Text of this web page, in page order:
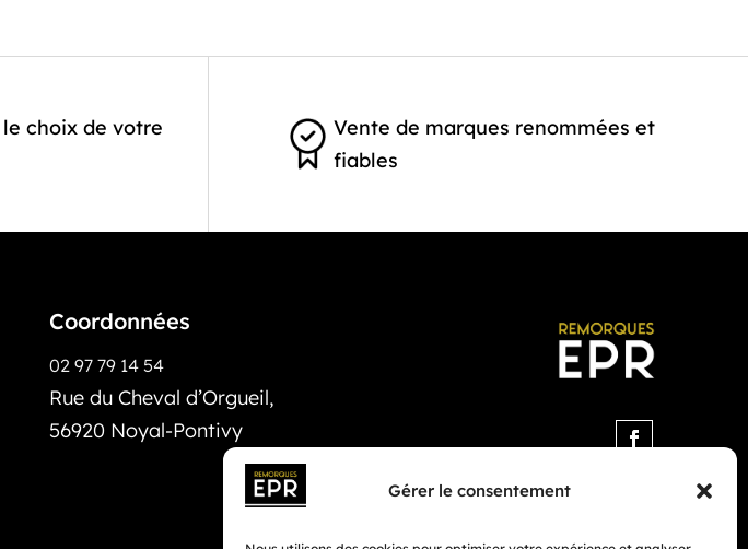
Gérer le consentement
choix de votre
Vente de marques renommées et
fiables
Coordonnées
02 97 79 14 54
Rue du Cheval d’Orgueil,
56920 Noyal-Pontivy